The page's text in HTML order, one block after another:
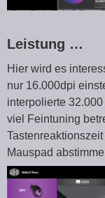
Leistung …
Hier wird es
nur 16.000dpi
interpolierte
viel Feintuning
Mauspad